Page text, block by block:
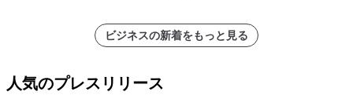
ビジネスの新着をもっと見る
人気のプレスリリース